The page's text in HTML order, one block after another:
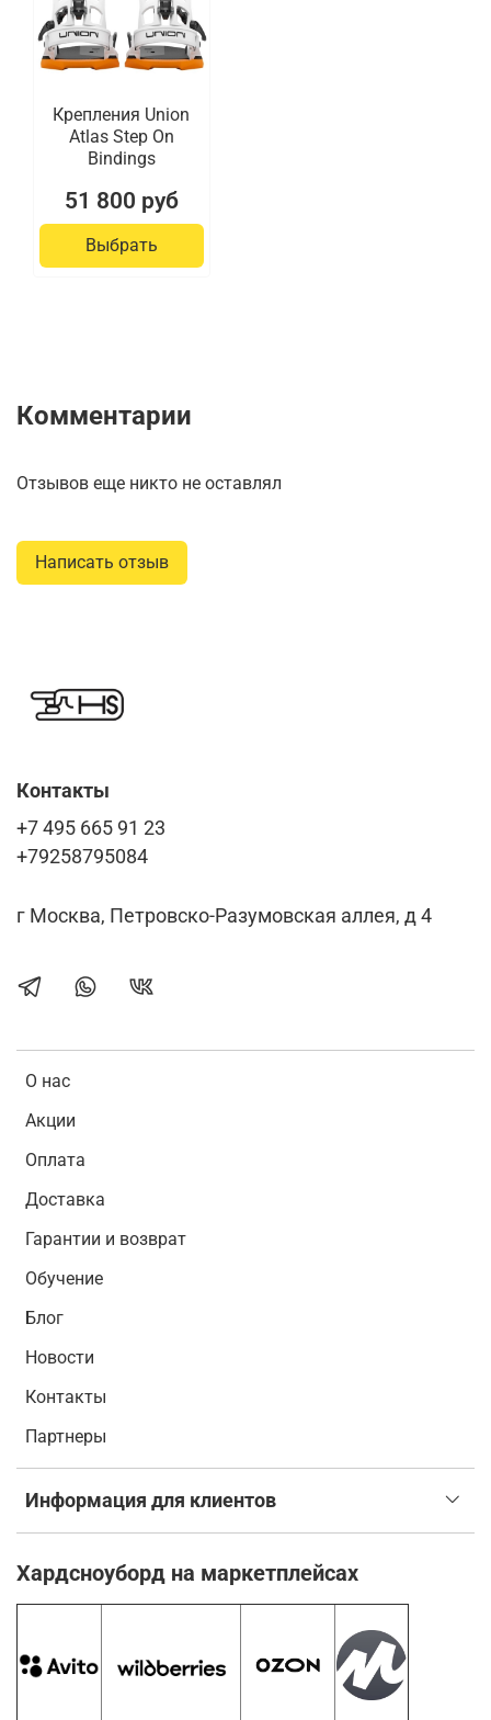
Крепления Union
Atlas Step On
Bindings
51 800 руб
Выбрать
Комментарии
Отзывов еще никто не оставлял
Написать отзыв
О нас
Акции
Оплата
Доставка
Гарантии и возврат
Обучение
Блог
Новости
Контакты
Партнеры
Информация для клиентов
Контакты
+7 495 665 91 23
+79258795084
г Москва, Петровско-Разумовская аллея, д 4
Хардсноуборд на маркетплейсах